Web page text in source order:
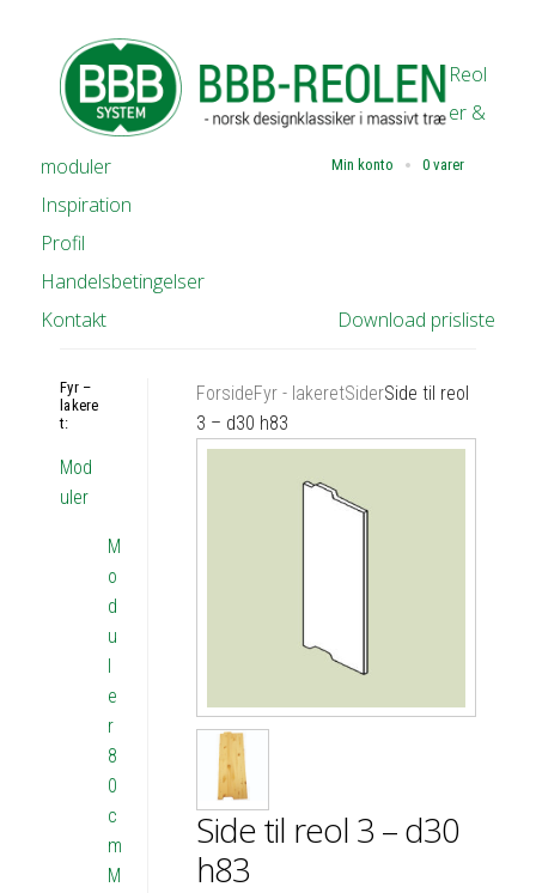
Min konto 0 varer
Reol
er &
moduler
Inspiration
Profil
Handelsbetingelser
Download prisliste
Kontakt
ForsideFyr - lakeretSiderSide til reol
3 – d30 h83
Side til reol 3 – d30
h83
Fyr –
lakere
t:
Mod
uler
M
o
d
u
e
r
8
0
c
m
M